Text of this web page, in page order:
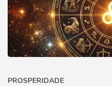
PROSPERIDADE